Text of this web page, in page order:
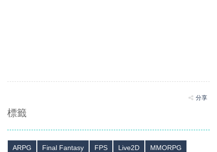
分享
標籤
ARPG Final Fantasy FPS Live2D
MMORPG